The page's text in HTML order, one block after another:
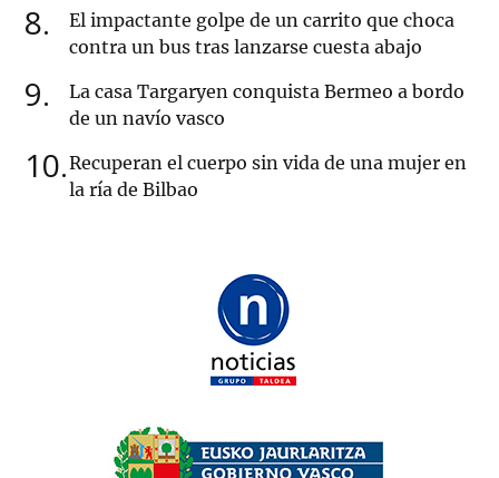
8
El impactante golpe de un carrito que choca
contra un bus tras lanzarse cuesta abajo
9
La casa Targaryen conquista Bermeo a bordo
de un navío vasco
10 Recuperan el cuerpo sin vida de una mujer en
la ría de Bilbao